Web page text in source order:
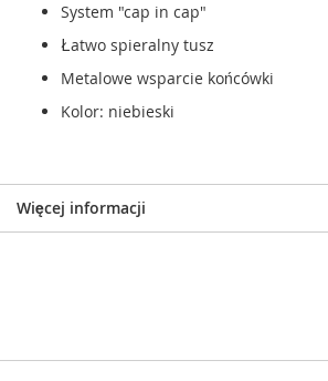
System "cap in cap"
Łatwo spieralny tusz
Metalowe wsparcie końcówki
Kolor: niebieski
Więcej informacji